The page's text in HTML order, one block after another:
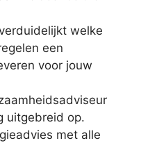
welke
een
voor jouw
uitgebreid op.
met alle